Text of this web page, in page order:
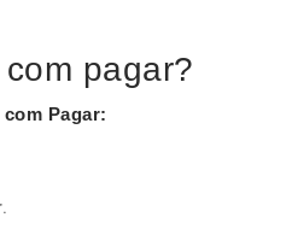
pagar?
Pagar:
.